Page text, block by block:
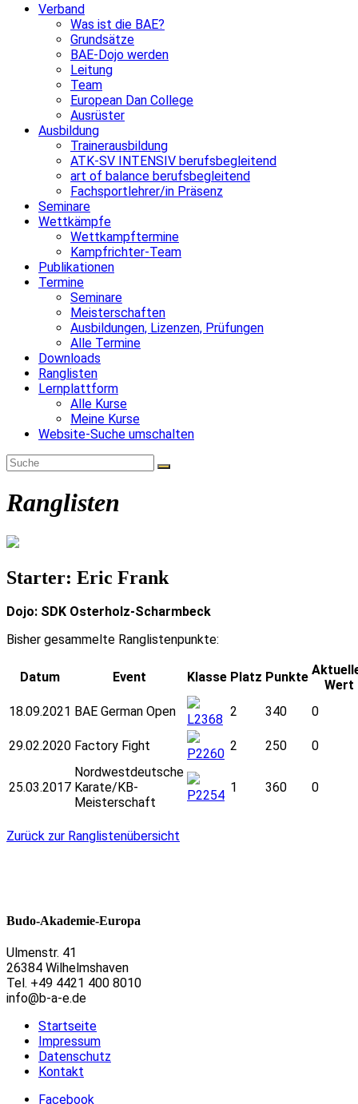
Verband
Was ist die BAE?
Grundsätze
BAE-Dojo werden
Leitung
Team
European Dan College
Ausrüster
Ausbildung
Trainerausbildung
ATK-SV INTENSIV berufsbegleitend
art of balance berufsbegleitend
Fachsportlehrer/in Präsenz
Seminare
Wettkämpfe
Wettkampftermine
Kampfrichter-Team
Publikationen
Termine
Seminare
Meisterschaften
Ausbildungen, Lizenzen, Prüfungen
Alle Termine
Downloads
Ranglisten
Lernplattform
Alle Kurse
Meine Kurse
Website-Suche umschalten
Ranglisten
Starter: Eric Frank
Dojo: SDK Osterholz-Scharmbeck
Bisher gesammelte Ranglistenpunkte:
Datum Event Klasse Platz Punkte
Wert
18.09.2021 BAE German Open
L2368
2 340 0
29.02.2020 Factory Fight
P2260
2 250 0
25.03.2017
Nordwestdeutsche
Karate/KB-
Meisterschaft
P2254
1 360 0
Zurück zur Ranglistenübersicht
Budo-Akademie-Europa
Ulmenstr. 41
26384 Wilhelmshaven
Tel. +49 4421 400 8010
info@b-a-e.de
Startseite
Impressum
Datenschutz
Kontakt
Facebook